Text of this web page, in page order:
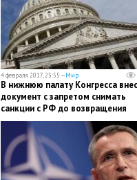
4 февраля 2017, 23:55 —Мир
В нижнюю палату Конгресса
документ с запретом снимать
санкции с РФ до возвращения
Крыма в состав Украины